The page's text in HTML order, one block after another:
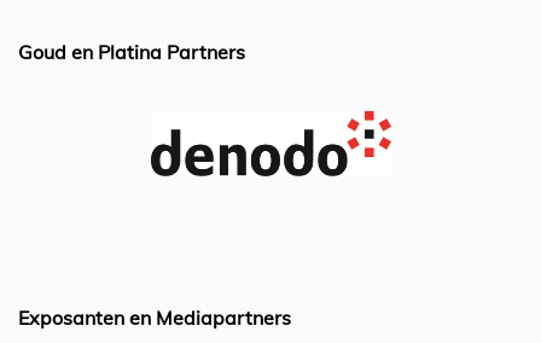
c k at
p
Goud en Platina Partners
Exposanten en Mediapartners